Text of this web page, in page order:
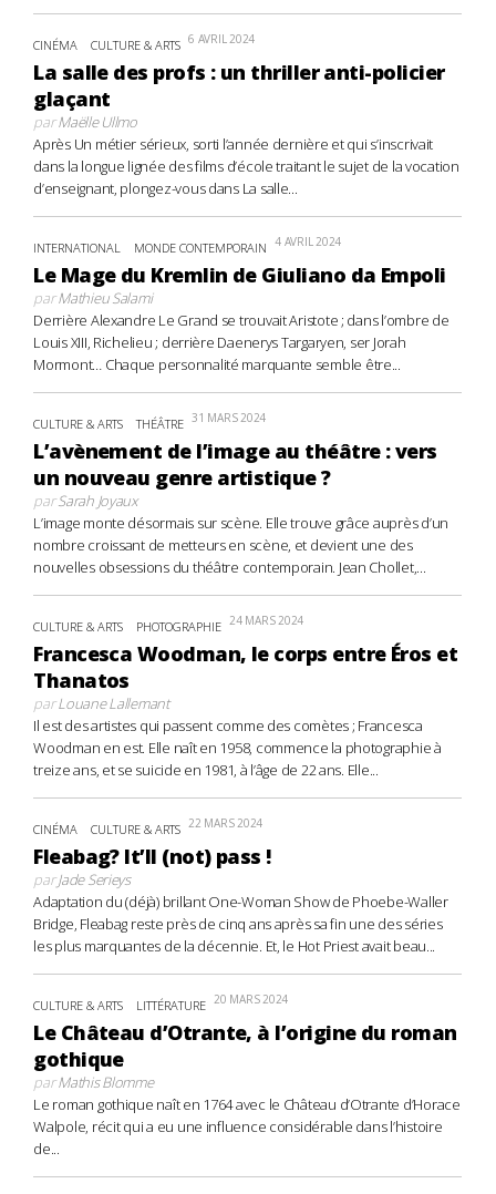
CINÉMA CULTURE & ARTS 6 AVRIL 2024
La salle des profs : un thriller anti-policier
glaçant
parMaëlle Ullmo
Après Un métier sérieux, sorti l’année dernière et qui s’inscrivait
dans la longue lignée des films d’école traitant le sujet de la vocation
d’enseignant, plongez-vous dans La salle...
INTERNATIONAL MONDE CONTEMPORAIN 4 AVRIL 2024
Le Mage du Kremlin de Giuliano da Empoli
parMathieu Salami
Derrière Alexandre Le Grand se trouvait Aristote ; dans l’ombre de
Louis XIII, Richelieu ; derrière Daenerys Targaryen, ser Jorah
Mormont… Chaque personnalité marquante semble être...
CULTURE & ARTS THÉÂTRE 31 MARS 2024
L’avènement de l’image au théâtre : vers
un nouveau genre artistique ?
parSarah Joyaux
L’image monte désormais sur scène. Elle trouve grâce auprès d’un
nombre croissant de metteurs en scène, et devient une des
nouvelles obsessions du théâtre contemporain. Jean Chollet,...
CULTURE & ARTS PHOTOGRAPHIE 24 MARS 2024
Francesca Woodman, le corps entre Éros et
Thanatos
parLouane Lallemant
Il est des artistes qui passent comme des comètes ; Francesca
Woodman en est. Elle naît en 1958, commence la photographie à
treize ans, et se suicide en 1981, à l’âge de 22 ans. Elle...
CINÉMA CULTURE & ARTS 22 MARS 2024
Fleabag? It’ll (not) pass !
parJade Serieys
Adaptation du (déjà) brillant One-Woman Show de Phoebe-Waller
Bridge, Fleabag reste près de cinq ans après sa fin une des séries
les plus marquantes de la décennie. Et, le Hot Priest avait beau...
CULTURE & ARTS LITTÉRATURE 20 MARS 2024
Le Château d’Otrante, à l’origine du roman
gothique
parMathis Blomme
Le roman gothique naît en 1764 avec le Château d’Otrante d’Horace
Walpole, récit qui a eu une influence considérable dans l’histoire
de...